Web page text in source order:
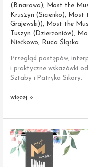
(Binarowa), Most the
Kruszyn (Sicienko),
Most
Grajewski)), Most the
Tuszyn (Dzierżoniów),
Niećkowo, Ruda Śląska
Przegląd postępów,
i praktyczne wskazówki
Sztaby i Patryka Sikory.
Most
ostatnie
warsztaty
przed obozem
muzycznym
więcej »